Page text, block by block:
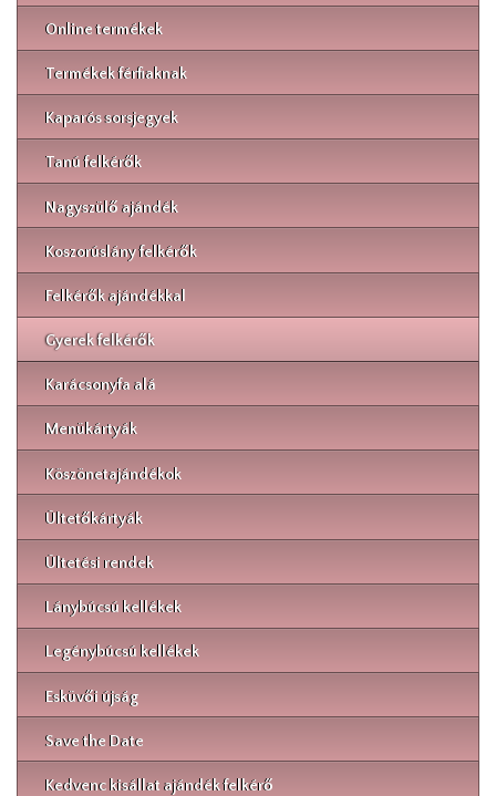
Online termékek
Termékek férfiaknak
Kaparós sorsjegyek
Tanú felkérők
Nagyszülő ajándék
Koszorúslány felkérők
Felkérők ajándékkal
Gyerek felkérők
Karácsonyfa alá
Menükártyák
Köszönetajándékok
Ültetőkártyák
Ültetési rendek
Lánybúcsú kellékek
Legénybúcsú kellékek
Esküvői újság
Save the Date
Kedvenc kisállat ajándék felkérő